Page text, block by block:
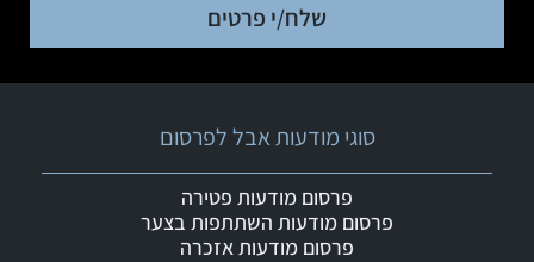
שלח/י פרטים
סוגי מודעות אבל לפרסום
פרסום מודעות פטירה
פרסום מודעות השתתפות בצער
פרסום מודעות אזכרה